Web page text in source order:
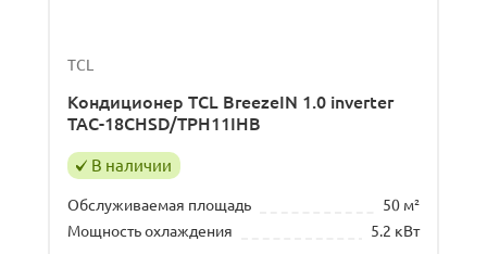
TCL
Кондиционер TCL BreezeIN 1.0 inverter
TAC-18CHSD/TPH11IHB
В наличии
Обслуживаемая площадь
50 м²
Мощность охлаждения
5.2 кВт